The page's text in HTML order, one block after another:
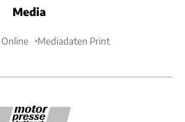
Media
Mediadaten Print